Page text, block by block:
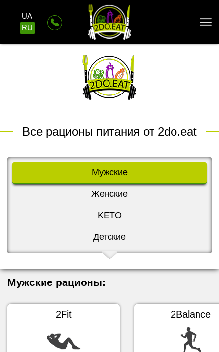
UA
RU
Все рационы питания от 2do.eat
Мужские
Женские
KETO
Детские
Мужские рационы:
2Fit 2Balance